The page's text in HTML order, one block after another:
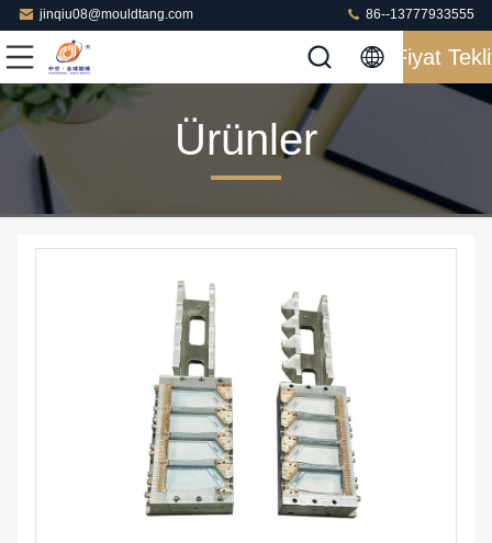
jinqiu08@mouldtang.com 86--13777933555
Fiyat
Ürünler